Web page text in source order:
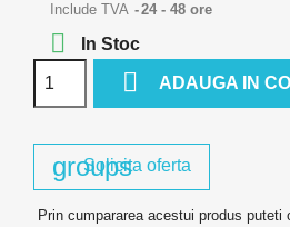
Include TVA 24 - 48 ore
 In Stoc
 ADAUGA IN
groups
Solicita oferta
Prin cumpararea acestui produs puteti